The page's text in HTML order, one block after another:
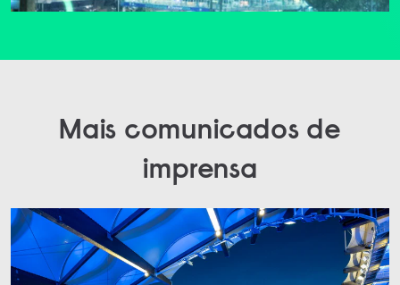
Mais comunicados de
imprensa